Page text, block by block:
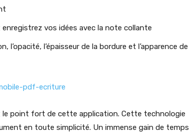
vos idées avec la note collante
l’épaisseur de la bordure et l’apparence de
le point fort de cette application. Cette technologie
en toute simplicité. Un immense gain de temps